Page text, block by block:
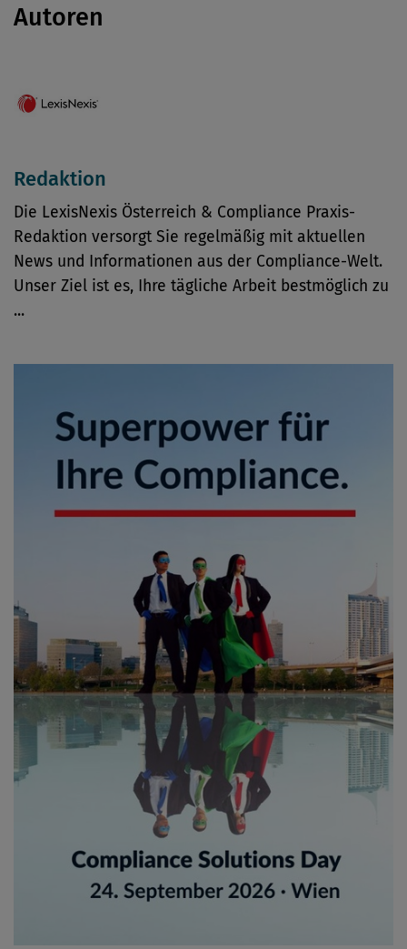
Autoren
Redaktion
Die LexisNexis Österreich & Compliance Praxis-
Redaktion versorgt Sie regelmäßig mit aktuellen
News und Informationen aus der Compliance-Welt.
Unser Ziel ist es, Ihre tägliche Arbeit bestmöglich zu
...